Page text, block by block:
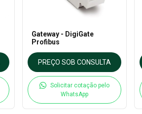
Gateway - DigiGate
Profibus
PREÇO SOB CONSULTA
Solicitar cotação pelo
WhatsApp